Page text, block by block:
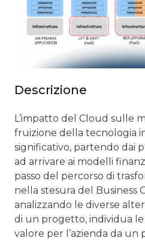
Descrizione
L’impatto del Cloud sulle
fruizione della tecnologia
significativo, partendo dai
ad arrivare ai modelli
passo del percorso di
nella stesura del Business
analizzando le diverse
di un progetto, individua
valore per l’azienda da un